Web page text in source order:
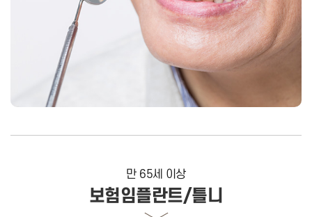
만 65세 이상
보험임플란트/틀니